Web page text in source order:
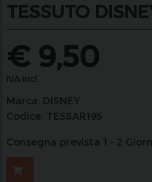
TESSUTO
€ 9,50
IVA incl.
Marca: DISNEY
Codice: TESSAR195
Consegna prevista 1 - 2